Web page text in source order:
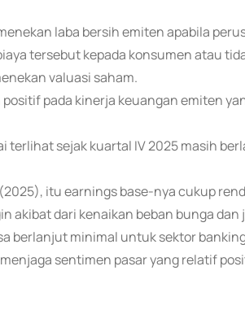
laba bersih emiten apabila
tersebut kepada konsumen atau
valuasi saham.
pada kinerja keuangan emiten
sejak kuartal IV 2025 masih
itu earnings base-nya cukup
akibat dari kenaikan beban bunga dan
berlanjut minimal untuk sektor
sentimen pasar yang relatif